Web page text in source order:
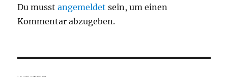
Du musstangemeldet sein, um einen
Kommentar abzugeben.